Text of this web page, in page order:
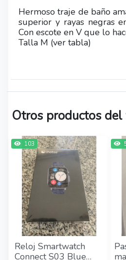
Hermoso traje de baño
superior y rayas negras
Con escote en V que lo
Talla M (ver tabla)
Otros productos
103
Reloj Smartwatch
Connect S03 Blue